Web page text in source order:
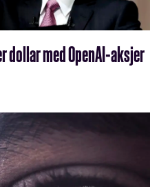
dollar med OpenAI-aksjer